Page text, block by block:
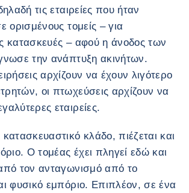
τις εταιρείες που ήταν
ορισμένους τομείς – για
κατασκευές – αφού η άνοδος των
την ανάπτυξη ακινήτων.
αρχίζουν να έχουν λιγότερο
οι πτωχεύσεις αρχίζουν να
εταιρείες.
κλάδο, πιέζεται και
Ο τομέας έχει πληγεί εδώ και
τον ανταγωνισμό από το
φυσικό εμπόριο. Επιπλέον, σε ένα